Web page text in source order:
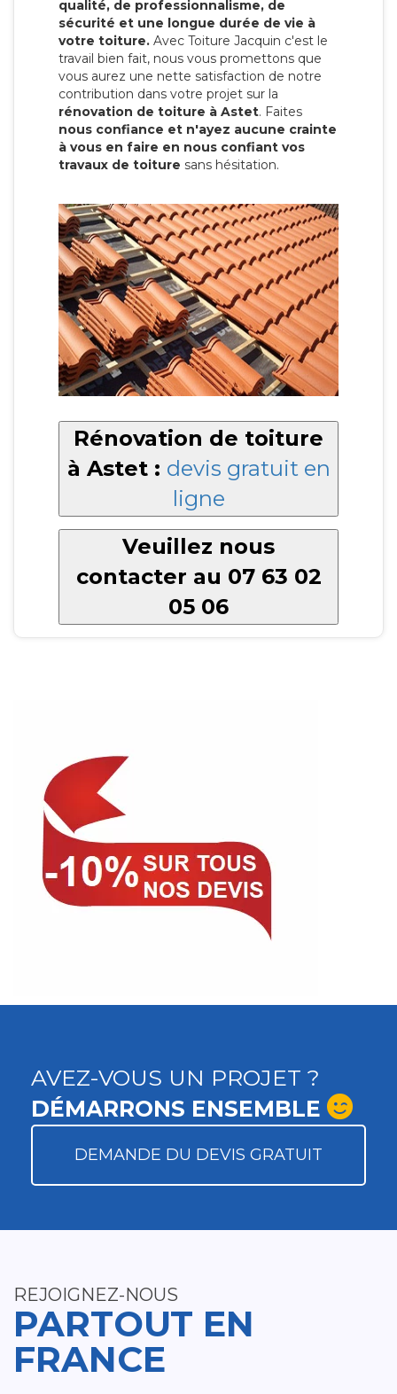
qualité, de professionnalisme, de
sécurité et une longue durée de vie à
votre toiture. Avec Toiture Jacquin c'est le
travail bien fait, nous vous promettons que
vous aurez une nette satisfaction de notre
contribution dans votre projet sur la
rénovation de toiture à Astet. Faites
nous confiance et n'ayez aucune crainte
à vous en faire en nous confiant vos
travaux de toiture sans hésitation.
Rénovation de toiture
à Astet : devis gratuit en
ligne
Veuillez nous
contacter au 07 63 02
05 06
AVEZ-VOUS UN PROJET ?
DÉMARRONS ENSEMBLE
DEMANDE DU DEVIS GRATUIT
REJOIGNEZ-NOUS
PARTOUT EN
FRANCE